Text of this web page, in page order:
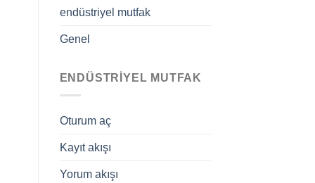
endüstriyel mutfak
Genel
ENDÜSTRIYEL MUTFAK
Oturum aç
Kayıt akışı
Yorum akışı